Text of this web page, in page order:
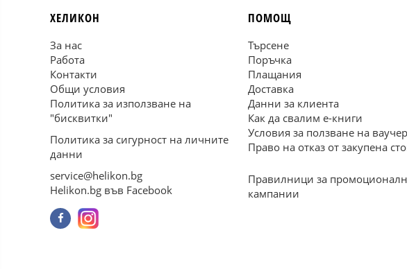
ХЕЛИКОН
За нас
Работа
Контакти
Общи условия
Политика за използване на
"бисквитки"
Политика за сигурност на личните
данни
service@helikon.bg
Helikon.bg във Facebook
ПОМОЩ
Търсене
Поръчка
Плащания
Доставка
Данни за клиента
Как да свалим е-книги
Условия за ползване на ваучер
Право на отказ от закупена
Правилници за
кампании